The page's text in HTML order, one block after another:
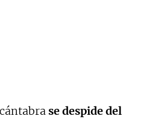
se despide del